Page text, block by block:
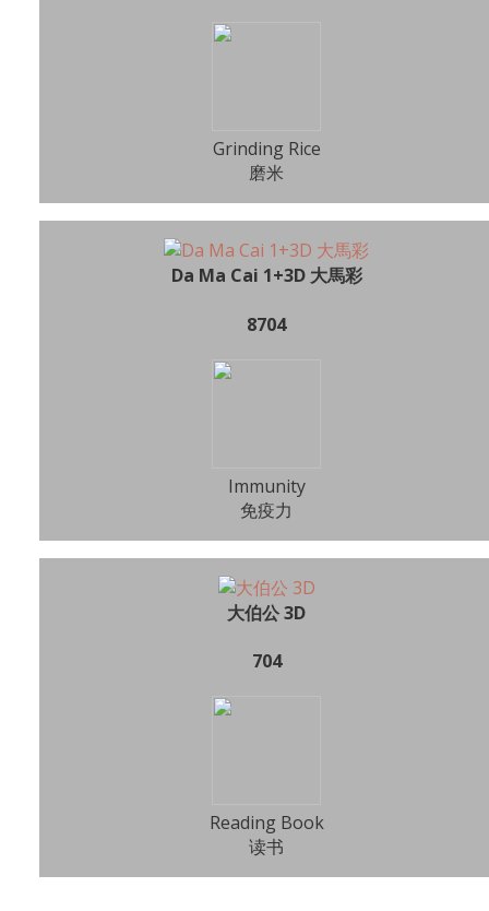
Grinding Rice
磨米
Da Ma Cai 1+3D 大馬彩
8704
Immunity
免疫力
大伯公 3D
704
Reading Book
读书